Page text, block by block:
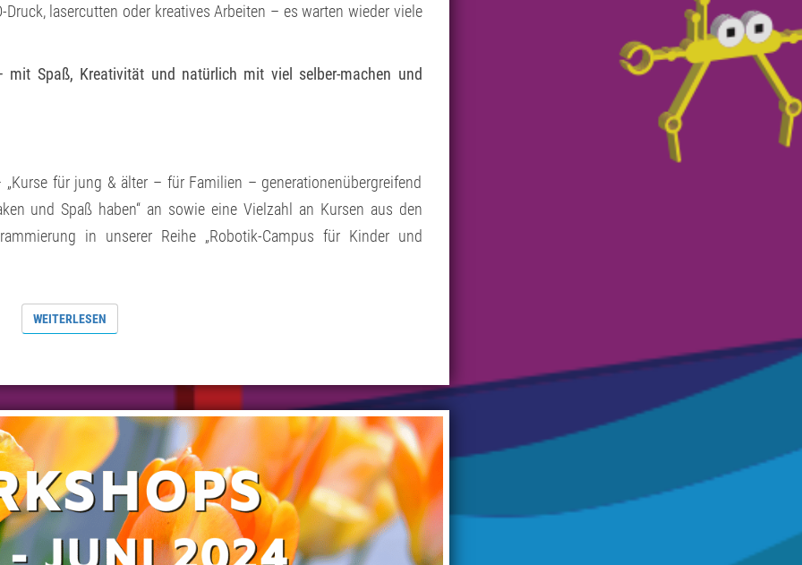
lasercutten oder kreatives Arbeiten – es warten wieder viele
mit Spaß, Kreativität und natürlich mit viel selber-machen und
für jung & älter – für Familien – generationenübergreifend
und Spaß haben“ an sowie eine Vielzahl an Kursen aus den
in unserer Reihe „Robotik-Campus für Kinder und
WEITERLESENWEITERLESEN